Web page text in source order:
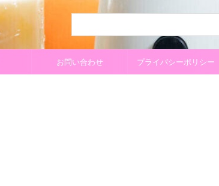
お問い合わせ プライバシーポリシー